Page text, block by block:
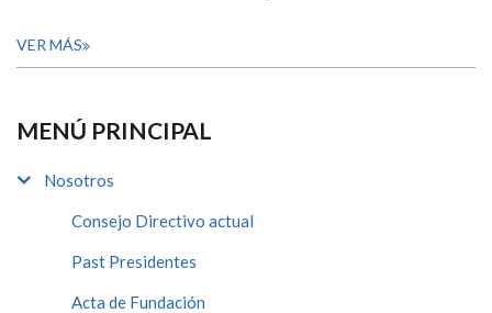
VER MÁS
MENÚ PRINCIPAL
Nosotros
Consejo Directivo actual
Past Presidentes
Acta de Fundación